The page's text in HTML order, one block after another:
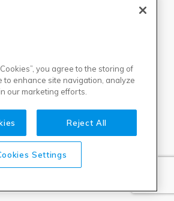
AS, Datasikkerhet
Leveringsbetingelser
you agree to the storing of
to enhance site navigation, analyze
our marketing efforts.
Reject All
Settings